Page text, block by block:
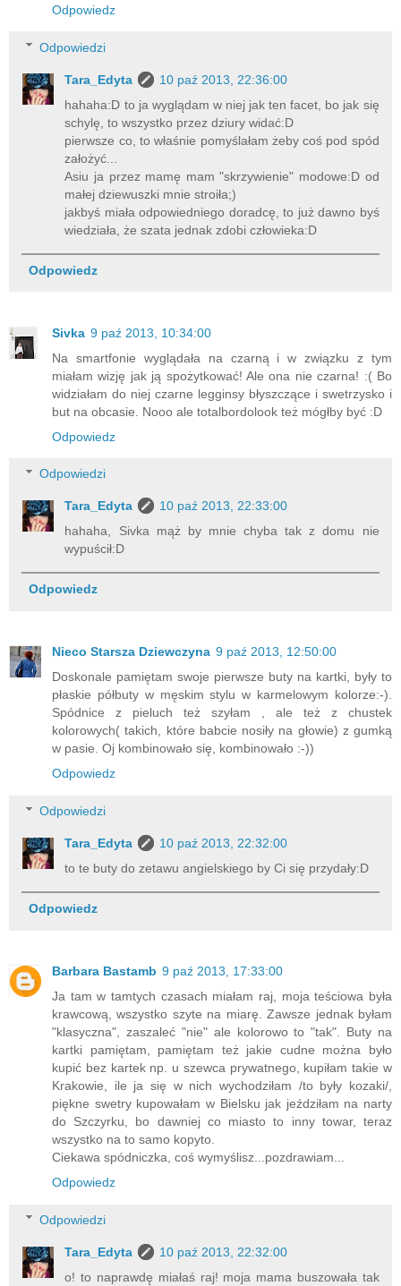
Odpowiedz
Odpowiedzi
Tara_Edyta
10 paź 2013, 22:36:00
hahaha:D to ja wyglądam w niej jak ten facet, bo jak się
schylę, to wszystko przez dziury widać:D
pierwsze co, to właśnie pomyślałam żeby coś pod spód
założyć...
Asiu ja przez mamę mam "skrzywienie" modowe:D od
małej dziewuszki mnie stroiła;)
jakbyś miała odpowiedniego doradcę, to już dawno byś
wiedziała, że szata jednak zdobi człowieka:D
Odpowiedz
Sivka 9 paź 2013, 10:34:00
Na smartfonie wyglądała na czarną i w związku z tym
miałam wizję jak ją spożytkować! Ale ona nie czarna! :( Bo
widziałam do niej czarne legginsy błyszczące i swetrzysko i
but na obcasie. Nooo ale totalbordolook też mógłby być :D
Odpowiedz
Odpowiedzi
Tara_Edyta
10 paź 2013, 22:33:00
hahaha, Sivka mąż by mnie chyba tak z domu nie
wypuścił:D
Odpowiedz
Nieco Starsza Dziewczyna 9 paź 2013, 12:50:00
Doskonale pamiętam swoje pierwsze buty na kartki, były to
płaskie półbuty w męskim stylu w karmelowym kolorze:-).
Spódnice z pieluch też szyłam , ale też z chustek
kolorowych( takich, które babcie nosiły na głowie) z gumką
w pasie. Oj kombinowało się, kombinowało :-))
Odpowiedz
Odpowiedzi
Tara_Edyta
10 paź 2013, 22:32:00
to te buty do zetawu angielskiego by Ci się przydały:D
Odpowiedz
Barbara Bastamb 9 paź 2013, 17:33:00
Ja tam w tamtych czasach miałam raj, moja teściowa była
krawcową, wszystko szyte na miarę. Zawsze jednak byłam
"klasyczna", zaszaleć "nie" ale kolorowo to "tak". Buty na
kartki pamiętam, pamiętam też jakie cudne można było
kupić bez kartek np. u szewca prywatnego, kupiłam takie w
Krakowie, ile ja się w nich wychodziłam /to były kozaki/,
piękne swetry kupowałam w Bielsku jak jeździłam na narty
do Szczyrku, bo dawniej co miasto to inny towar, teraz
wszystko na to samo kopyto.
Ciekawa spódniczka, coś wymyślisz...pozdrawiam...
Odpowiedz
Odpowiedzi
Tara_Edyta
10 paź 2013, 22:32:00
o! to naprawdę miałaś raj! moja mama buszowała tak